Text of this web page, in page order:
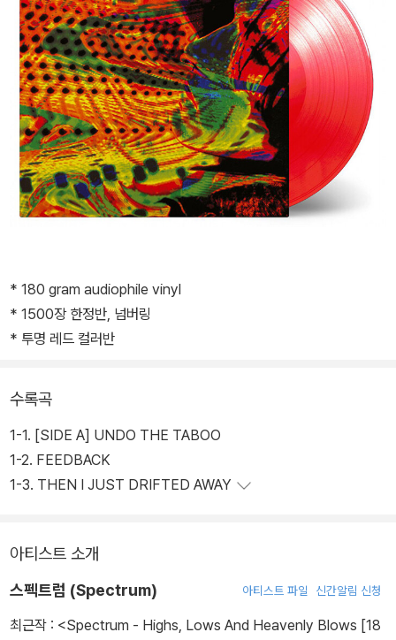
* 180 gram audiophile vinyl
* 1500장 한정반, 넘버링
* 투명 레드 컬러반
수록곡
1-1. [SIDE A] UNDO THE TABOO
1-2. FEEDBACK
1-3. THEN I JUST DRIFTED AWAY
아티스트 소개
스펙트럼 (Spectrum) 아티스트 파일 신간알림 신청
최근작 : <Spectrum - Highs, Lows And Heavenly Blows [18